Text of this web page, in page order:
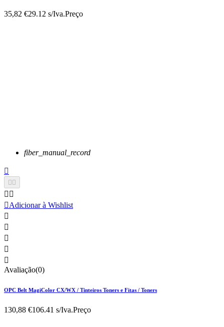
35,82 €29.12 s/Iva.Preço
fiber_manual_record

 
 
Adicionar à Wishlist





Avaliação(0)
OPC Belt MagiColor CX/WX / Tinteiros Toners e Fitas / Toners
130,88 €106.41 s/Iva.Preço